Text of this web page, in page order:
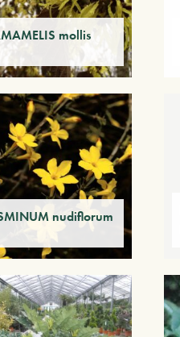
mollis
nudiflorum